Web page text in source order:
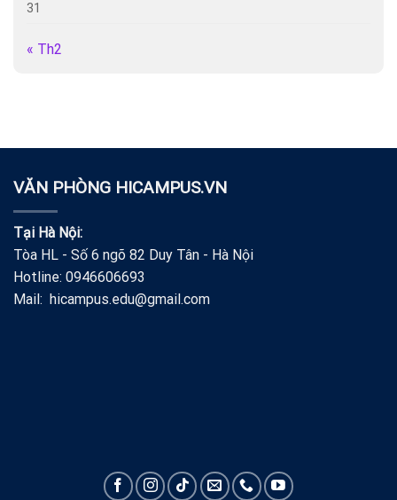
31
« Th2
VĂN PHÒNG HICAMPUS.VN
Tại Hà Nội:
Tòa HL - Số 6 ngõ 82 Duy Tân - Hà Nội
Hotline: 0946606693
Mail: hicampus.edu@gmail.com